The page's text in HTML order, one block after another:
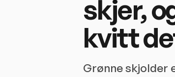
skjer,
kvitt
Grønne skjolder